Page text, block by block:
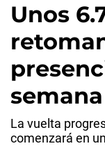
Unos
semana
La vuelta
comenzará en